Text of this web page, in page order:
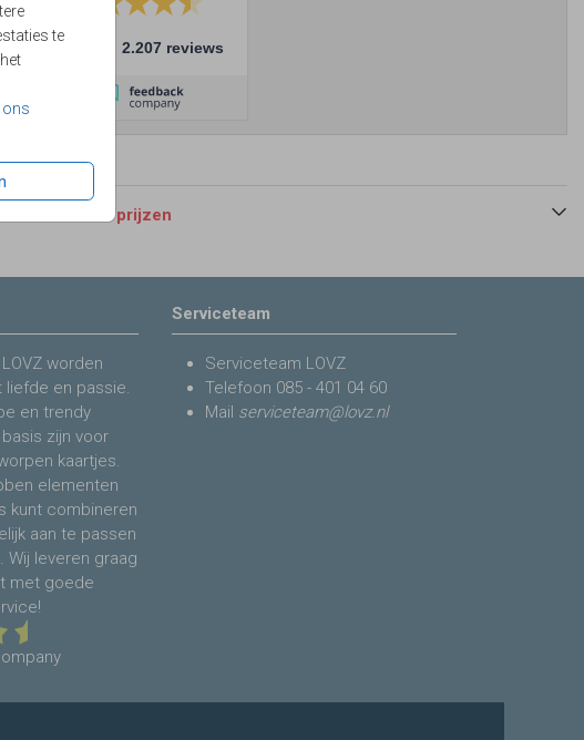
te
ons
9.4 2.207 reviews
Formaten en prijzen
worden
en passie.
en trendy
zijn voor
kaartjes.
elementen
kunt combineren
aan te passen
Wij leveren graag
met goede
Serviceteam
Serviceteam LOVZ
Telefoon 085 - 401 04 60
Mail serviceteam@lovz.nl